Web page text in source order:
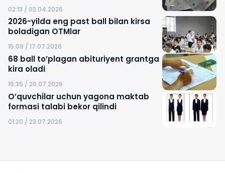
02:13 / 02.04.2026
2026-yilda eng past ball bilan kirsa
boladigan OTMlar
15:09 / 17.07.2026
68 ball to’plagan abituriyent grantga
kira oladi
16:35 / 20.07.2026
O’quvchilar uchun yagona maktab
formasi talabi bekor qilindi
01:20 / 23.07.2026